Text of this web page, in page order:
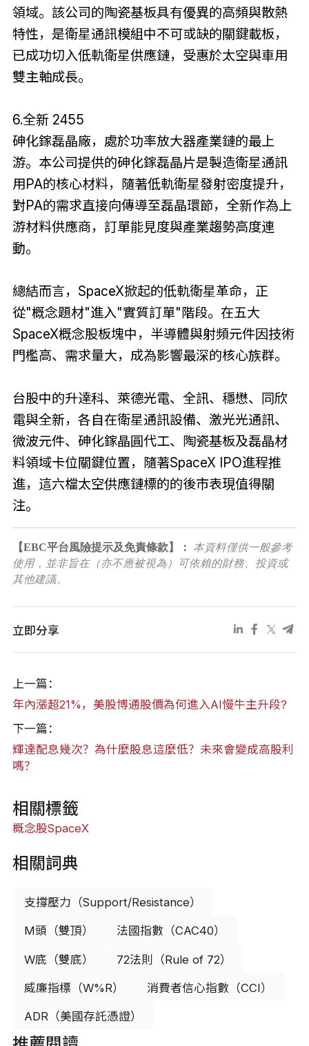
領域。該公司的陶瓷基板具有優異的高頻與散熱
特性，是衛星通訊模組中不可或缺的關鍵載板，
已成功切入低軌衛星供應鏈，受惠於太空與車用
雙主軸成長。
6.全新 2455
砷化鎵磊晶廠，處於功率放大器產業鏈的最上
游。本公司提供的砷化鎵磊晶片是製造衛星通訊
用PA的核心材料，隨著低軌衛星發射密度提升，
對PA的需求直接向傳導至磊晶環節，全新作為上
游材料供應商，訂單能見度與產業趨勢高度連
動。
總結而言，SpaceX掀起的低軌衛星革命，正
從"概念題材"進入"實質訂單"階段。在五大
SpaceX概念股板塊中，半導體與射頻元件因技術
門檻高、需求量大，成為影響最深的核心族群。
台股中的升達科、萊德光電、全訊、穩懋、同欣
電與全新，各自在衛星通訊設備、激光光通訊、
微波元件、砷化鎵晶圓代工、陶瓷基板及磊晶材
料領域卡位關鍵位置，隨著SpaceX IPO進程推
進，這六檔太空供應鏈標的的後市表現值得關
注。
【EBC平台風險提示及免責條款】：
本資料僅供一般參考
使用，並非旨在（亦不應被視為）可依賴的財務、投資或
其他建議。
立即分享
上一篇：
年內漲超21%，美股博通股價為何進入AI慢牛主升段?
下一篇：
輝達配息幾次？為什麼股息這麼低？未來會變成高股利
嗎？
相關標籤
概念股SpaceX
相關詞典
支撐壓力（Support/Resistance）
M頭（雙頂） 法國指數（CAC40）
W底（雙底） 72法則（Rule of 72）
威廉指標（W%R） 消費者信心指數（CCI）
ADR（美國存託憑證）